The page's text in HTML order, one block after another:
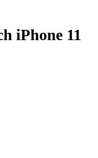
iPhone 11